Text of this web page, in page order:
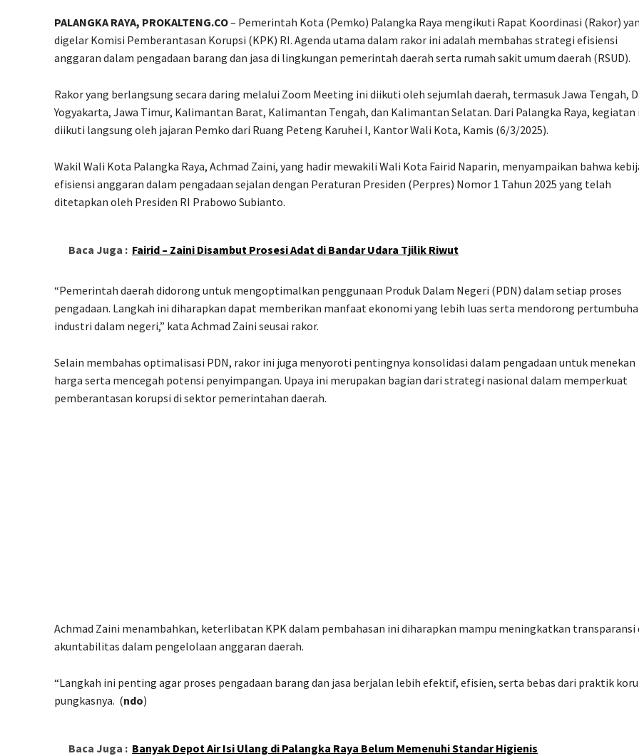
PALANGKA RAYA, PROKALTENG.CO– Pemerintah Kota (Pemko) Palangka Raya mengikuti Rapat Koordinasi (Rakor)
digelar Komisi Pemberantasan Korupsi (KPK) RI. Agenda utama dalam rakor ini adalah membahas strategi efisiensi
anggaran dalam pengadaan barang dan jasa di lingkungan pemerintah daerah serta rumah sakit umum daerah (RSUD).
Rakor yang berlangsung secara daring melalui Zoom Meeting ini diikuti oleh sejumlah daerah, termasuk Jawa Tengah,
Yogyakarta, Jawa Timur, Kalimantan Barat, Kalimantan Tengah, dan Kalimantan Selatan. Dari Palangka Raya, kegiatan
diikuti langsung oleh jajaran Pemko dari Ruang Peteng Karuhei I, Kantor Wali Kota, Kamis (6/3/2025).
Wakil Wali Kota Palangka Raya, Achmad Zaini, yang hadir mewakili Wali Kota Fairid Naparin, menyampaikan bahwa
efisiensi anggaran dalam pengadaan sejalan dengan Peraturan Presiden (Perpres) Nomor 1 Tahun 2025 yang telah
ditetapkan oleh Presiden RI Prabowo Subianto.
Baca Juga : Fairid – Zaini Disambut Prosesi Adat di Bandar Udara Tjilik Riwut
“Pemerintah daerah didorong untuk mengoptimalkan penggunaan Produk Dalam Negeri (PDN) dalam setiap proses
pengadaan. Langkah ini diharapkan dapat memberikan manfaat ekonomi yang lebih luas serta mendorong
industri dalam negeri,” kata Achmad Zaini seusai rakor.
Selain membahas optimalisasi PDN, rakor ini juga menyoroti pentingnya konsolidasi dalam pengadaan untuk menekan
harga serta mencegah potensi penyimpangan. Upaya ini merupakan bagian dari strategi nasional dalam memperkuat
pemberantasan korupsi di sektor pemerintahan daerah.
Achmad Zaini menambahkan, keterlibatan KPK dalam pembahasan ini diharapkan mampu meningkatkan transparansi
akuntabilitas dalam pengelolaan anggaran daerah.
“Langkah ini penting agar proses pengadaan barang dan jasa berjalan lebih efektif, efisien, serta bebas dari praktik
pungkasnya. (ndo)
Baca Juga : Banyak Depot Air Isi Ulang di Palangka Raya Belum Memenuhi Standar Higienis